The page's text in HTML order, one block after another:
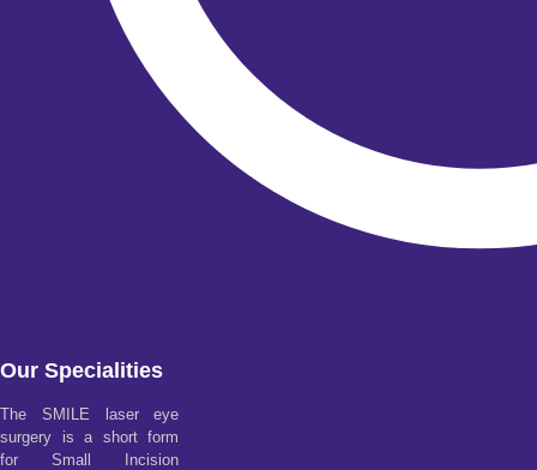
Our Specialities
The SMILE laser eye
surgery is a short form
for Small Incision